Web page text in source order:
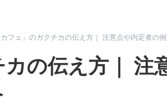
カフェ」のガクチカの伝え方｜ 注意点や内定者の
カの伝え方｜ 注